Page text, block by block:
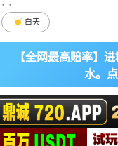
白天
" "